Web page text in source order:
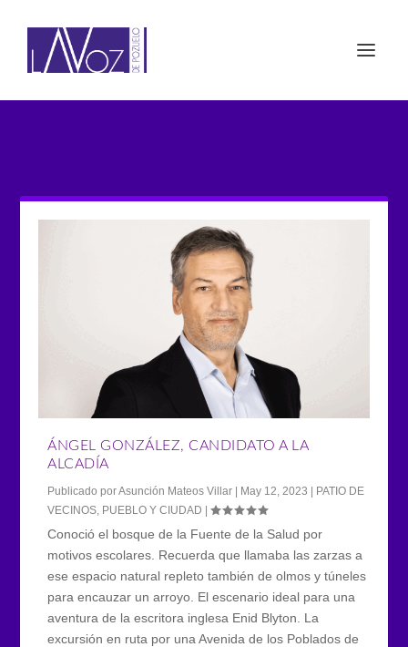
ÁNGEL GONZÁLEZ, CANDIDATO A LA
ALCADÍA
Publicado porAsunción Mateos Villar | May 12, 2023 | PATIO DE
VECINOS PUEBLO Y CIUDAD |
Conoció el bosque de la Fuente de la Salud por
motivos escolares. Recuerda que llamaba las zarzas a
ese espacio natural repleto también de olmos y túneles
para encauzar un arroyo. El escenario ideal para una
aventura de la escritora inglesa Enid Blyton. La
excursión en ruta por una Avenida de los Poblados de